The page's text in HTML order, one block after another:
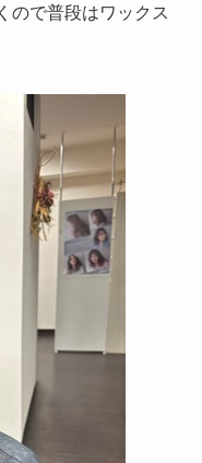
ので普段はワックス